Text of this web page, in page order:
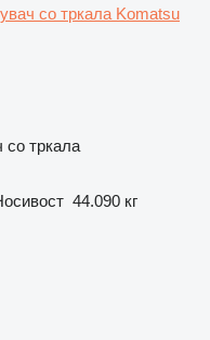
со тркала Komatsu
со тркала
44.090 кг